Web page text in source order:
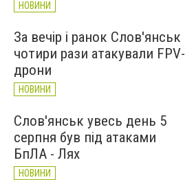
НОВИНИ
За вечір і ранок Слов'янськ
чотири рази атакували FPV-
дрони
НОВИНИ
Слов'янськ увесь день 5
серпня був під атаками
БпЛА - Лях
НОВИНИ